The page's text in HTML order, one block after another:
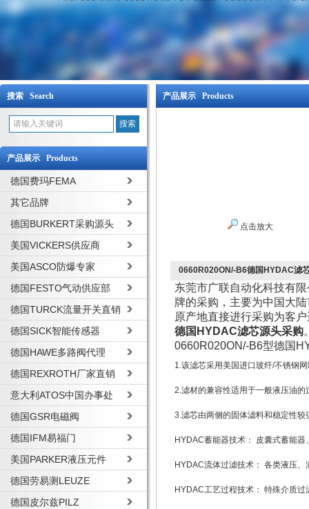
搜索 Search
产品展示 Products
德国费玛FEMA
其它品牌
德国BURKERT采购源头
美国VICKERS供应商
美国ASCO防爆专家
德国FESTO气动供应部
德国TURCK流量开关直销
德国SICK智能传感器
德国HAWE多路阀代理
德国REXROTH厂家直销
意大利ATOS中国办事处
德国GSR电磁阀
德国IFM易福门
美国PARKER液压元件
德国劳易测LEUZE
德国皮尔兹PILZ
产品展示 Products
点击放大
0660R020ON/-B6德国HYDAC滤
东莞市广联自动化科技有
牌的采购，主要为中国大
原产地直接进行采购为客
德国HYDAC滤芯源头采购
0660R020ON/-B6型德国
1.该滤芯采用美国进口玻纤/不锈钢
2.滤材的兼容性适用于一般液压油的
3.滤芯由两侧的固体滤料和稳定性
HYDAC蓄能器技术： 皮囊式蓄能
HYDAC流体过滤技术： 各类液压
HYDAC工艺过程技术： 特殊介质